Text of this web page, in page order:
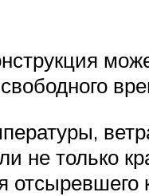
не только